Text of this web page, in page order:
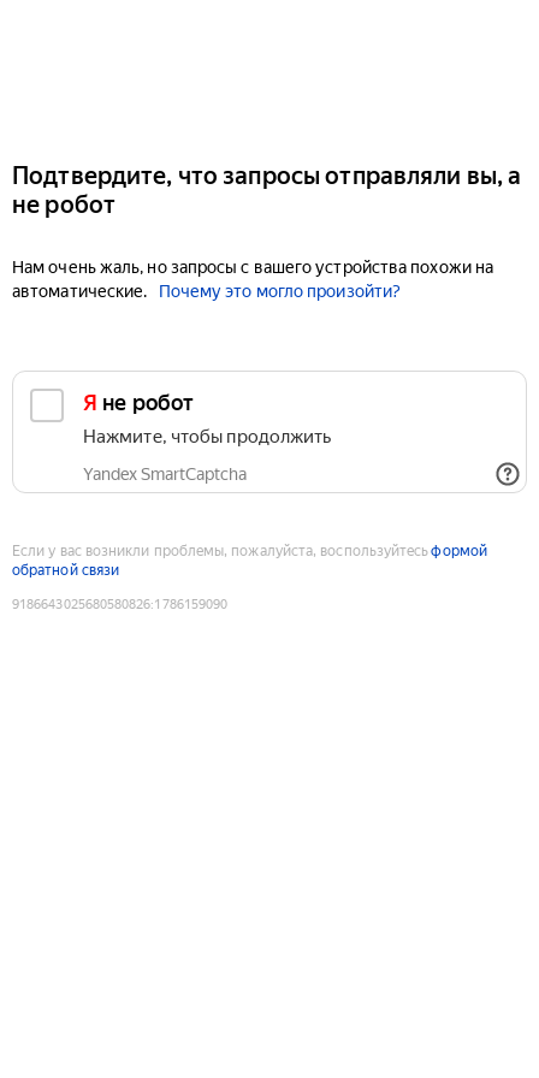
Подтвердите, что запросы отправляли вы, а
не робот
Нам очень жаль, но запросы с вашего устройства похожи на
автоматические.
Почему это могло произойти?
Я не робот
Нажмите, чтобы продолжить
Yandex SmartCaptcha
Если у вас возникли проблемы, пожалуйста, воспользуйтесьформой
обратной связи
9186643025680580826:1786159090